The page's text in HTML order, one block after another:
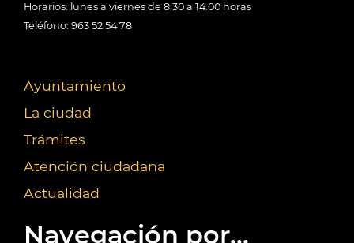
Horarios: lunes a viernes de 8:30 a 14:00 horas
Teléfono: 963 52 54 78
Ayuntamiento
La ciudad
Trámites
Atención ciudadana
Actualidad
Navegación por...